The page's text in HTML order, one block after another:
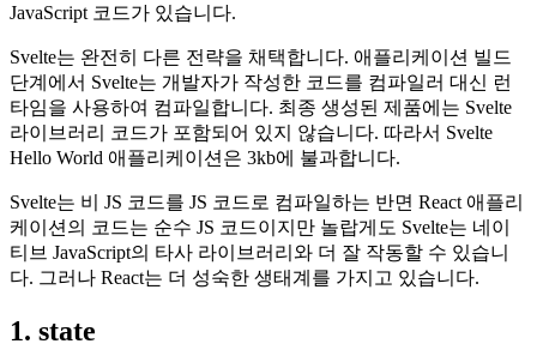
JavaScript 코드가 있습니다.
Svelte는 완전히 다른 전략을 채택합니다. 애플리케이션 빌드
단계에서 Svelte는 개발자가 작성한 코드를 컴파일러 대신 런
타임을 사용하여 컴파일합니다. 최종 생성된 제품에는 Svelte
라이브러리 코드가 포함되어 있지 않습니다. 따라서 Svelte
Hello World 애플리케이션은 3kb에 불과합니다.
Svelte는 비 JS 코드를 JS 코드로 컴파일하는 반면 React 애플리
케이션의 코드는 순수 JS 코드이지만 놀랍게도 Svelte는 네이
티브 JavaScript의 타사 라이브러리와 더 잘 작동할 수 있습니
다. 그러나 React는 더 성숙한 생태계를 가지고 있습니다.
1. state